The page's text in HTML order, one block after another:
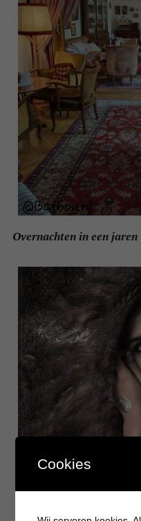
Overnachten in een jaren
Cookies